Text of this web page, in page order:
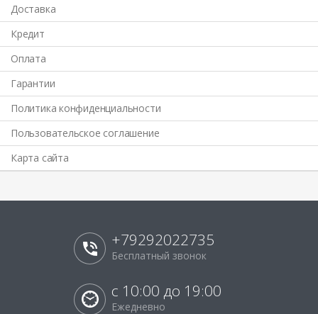
Доставка
Кредит
Оплата
Гарантии
Политика конфиденциальности
Пользовательское соглашение
Карта сайта
+79292022735
Бесплатный звонок
с 10:00 до 19:00
Ежедневно